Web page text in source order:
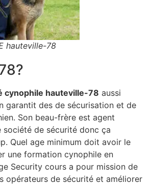
hauteville-78
cynophile hauteville-78 aussi
garantit des de sécurisation et de
Son beau-frère est agent
société de sécurité donc ça
Quel age minimum doit avoir le
une formation cynophile en
Security cours a pour mission de
opérateurs de sécurité et améliorer